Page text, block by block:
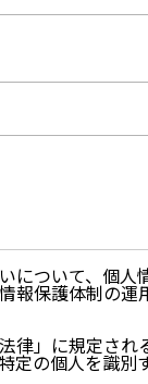
について、個人
報保護体制の
律」に規定さ
定の個人を識